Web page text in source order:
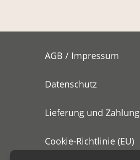
AGB / Impressum
Datenschutz
Lieferung und Zahlung
Cookie-Richtlinie (EU)